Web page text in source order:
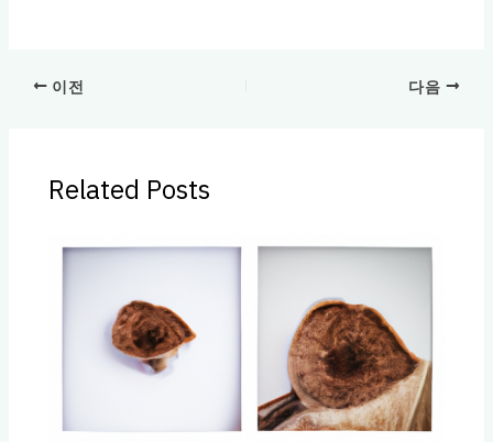
이전 다음
Related Posts